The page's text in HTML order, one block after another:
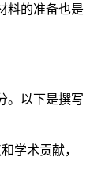
料的准备也是
。以下是撰写
学术贡献，